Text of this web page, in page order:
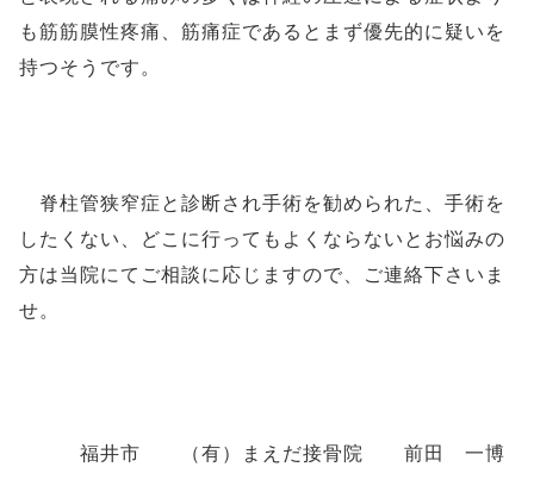
も筋筋膜性疼痛、筋痛症であるとまず優先的に疑いを
持つそうです。
脊柱管狭窄症と診断され手術を勧められた、手術を
したくない、どこに行ってもよくならないとお悩みの
方は当院にてご相談に応じますので、ご連絡下さいま
せ。
福井市 （有）まえだ接骨院 前田 一博